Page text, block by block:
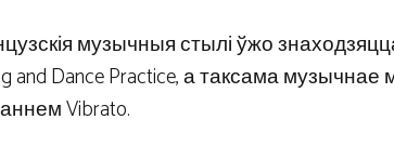
музычныя стылі ўжо
and Dance Practice, а таксама
Vibrato.